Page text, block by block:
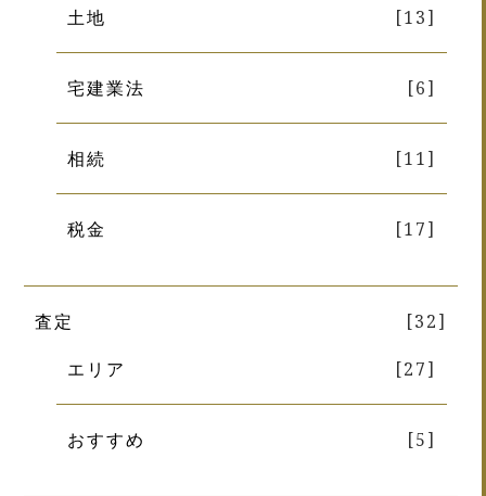
土地 [13]
宅建業法 [6]
相続 [11]
税金 [17]
査定
[32]
エリア
[27]
おすすめ [5]